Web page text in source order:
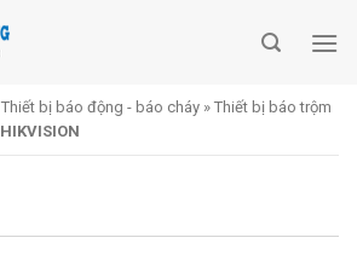
Thiết bị báo động - báo cháy » Thiết bị báo trộm
HIKVISION